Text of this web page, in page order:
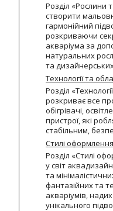
Розділ «Рослини
створити
гармонійний
розкриваючи
акваріума за
натуральних
та
Технології та
Розділ
розкриває все
обігрівачі,
пристрої, які
стабільним,
Стилі оформлення
Розділ «Стилі
у світ
та
фантазійних та
акваріумів,
унікального